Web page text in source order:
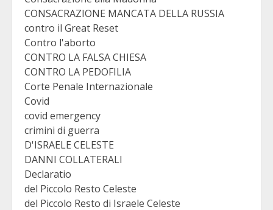
CONSACRAZIONE MANCATA DELLA RUSSIA
contro il Great Reset
Contro l'aborto
CONTRO LA FALSA CHIESA
CONTRO LA PEDOFILIA
Corte Penale Internazionale
Covid
covid emergency
crimini di guerra
D'ISRAELE CELESTE
DANNI COLLATERALI
Declaratio
del Piccolo Resto Celeste
del Piccolo Resto di Israele Celeste